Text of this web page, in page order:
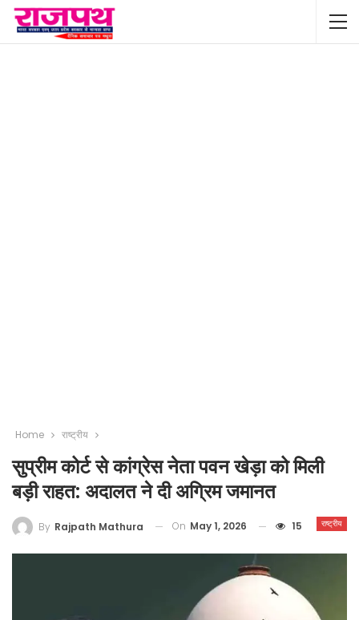
Home राष्ट्रीय
सुप्रीम कोर्ट से कांग्रेस नेता पवन खेड़ा को मिली
बड़ी राहत: अदालत ने दी अग्रिम जमानत
राष्ट्रीय
By Rajpath Mathura On May 1, 2026 15